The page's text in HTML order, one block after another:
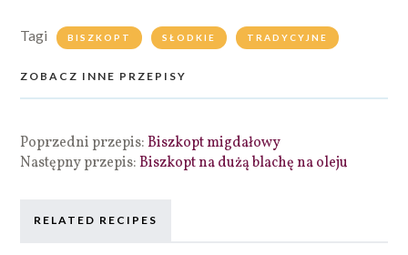
Tagi BISZKOPT SŁODKIE TRADYCYJNE
ZOBACZ INNE PRZEPISY
Poprzedni przepis:Biszkopt migdałowy
Następny przepis:Biszkopt na dużą blachę na oleju
RELATED RECIPES